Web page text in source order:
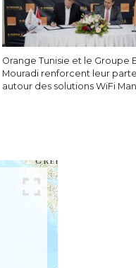
Orange Tunisie et le Groupe
Mouradi renforcent leur
autour des solutions WiFi